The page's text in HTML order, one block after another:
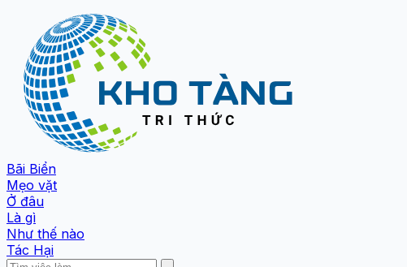
Bãi Biển
Mẹo vặt
Ở đâu
Là gì
Như thế nào
Tác Hại